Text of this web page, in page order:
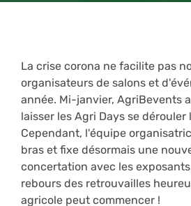
La crise corona ne facilite pas
organisateurs de salons et
année. Mi-janvier, AgriBevents
laisser les Agri Days se dérouler
Cependant, l'équipe
bras et fixe désormais une
concertation avec les
rebours des retrouvailles
agricole peut commencer !